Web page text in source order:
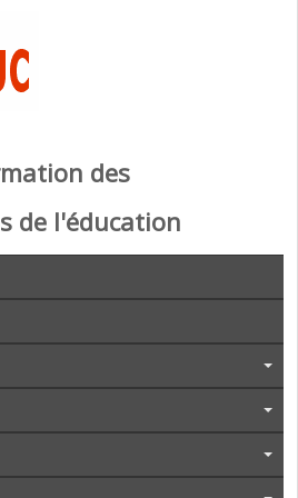
des
de l'éducation